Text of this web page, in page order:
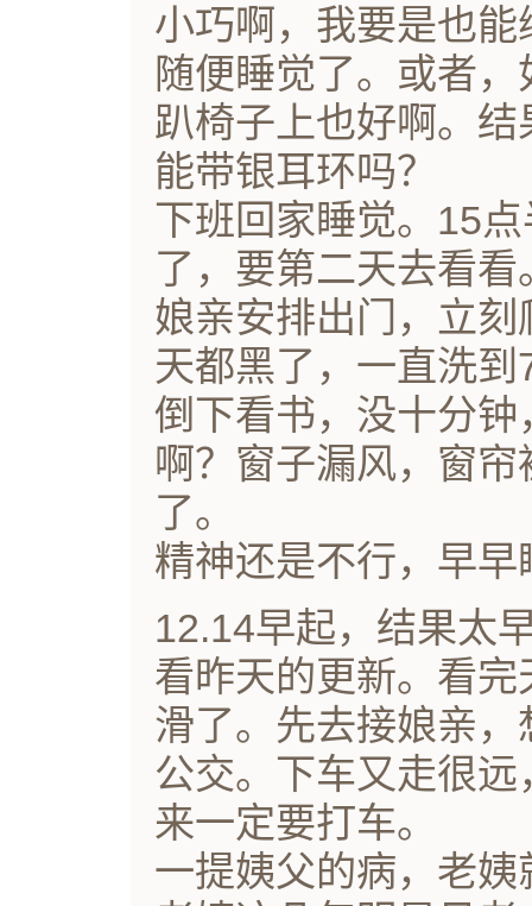
小巧啊，我要是也
随便睡觉了。或者
趴椅子上也好啊。
能带银耳环吗？
下班回家睡觉。15
了，要第二天去看
娘亲安排出门，立
天都黑了，一直洗
倒下看书，没十分
啊？窗子漏风，窗
了。
精神还是不行，早早
12.14早起，结果太
看昨天的更新。看
滑了。先去接娘亲
公交。下车又走很
来一定要打车。
一提姨父的病，老姨